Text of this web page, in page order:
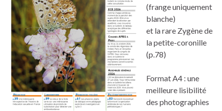
(frange uniquement
blanche)
et la rare Zygène de
la petite-coronille
(p.78)
Format A4 : une
meilleure lisibilité
des photographies